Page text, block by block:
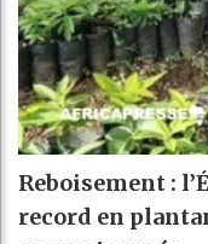
Reboisement :
record en